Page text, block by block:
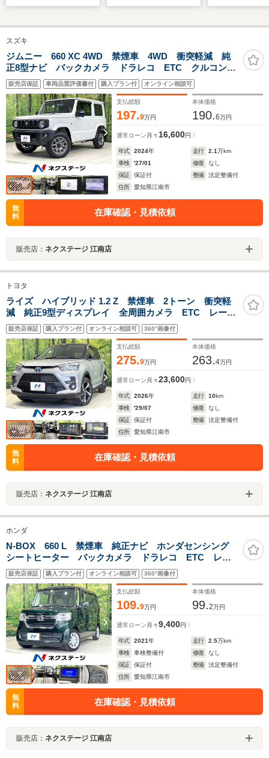
ム/ヘッドランプ
LED/Bluetooth接
続/ETC/EBD付ABS/横
滑り防止装置
前席/全方位モニター
止支援システム/ドラ
イブレコーダー 前後
ンセグTV/エ
手席
スズキ
ジムニー 660 XC 4WD 禁煙車 4WD 衝突軽減 純
正8型ナビ バックカメラ ドラレコ ETC クルコン
シートヒーター 車線逸脱警報 LEDヘッド オートラ
イト オートエアコン ヘッドライトウォッシャー ス
マートキー
販売店保証 車両品質評価書付 購入プラン付 オンライン相談可
支払総額
197.9万円
本体価格
190.6万円
通常ローン 月々 16,600円
年式 2024年 走行 2.1万km
車検
'27/01 修復
なし
保証
保証付 整備
法定整備付
住所
愛知県江南市
無
料
在庫確認・見積依頼
販売店： ネクステージ 江南店
トヨタ
ライズ ハイブリッド 1.2 Z 禁煙車 2トーン 衝突軽
減 純正9型ディスプレイ 全周囲カメラ ETC レーダ
ークルーズ コーナーセンサー シートヒーター 車線
逸脱警報 LEDヘッド オートライト オートエアコ
ン LEDフォグ
販売店保証 購入プラン付 オンライン相談可 360°画像付
支払総額
275.9万円
本体価格
263.4万円
通常ローン 月々23,600円
年式 2026年 走行 10km
車検
'29/07 修復
なし
保証
保証付 整備
法定整備付
住所
愛知県江南市
無
料
在庫確認・見積依頼
販売店： ネクステージ 江南店
ホンダ
N-BOX 660 L 禁煙車 純正ナビ ホンダセンシング
シートヒーター バックカメラ ドラレコ ETC レー
ダークルーズ コーナーセンサー 車線逸脱警報 LED
ヘッド オートライト オートエアコン フルセグ
販売店保証 購入プラン付 オンライン相談可 360°画像付
支払総額
109.9万円
本体価格
99.2万円
通常ローン 月々9,400円
年式 2021年 走行 2.5万km
車検
車検整備付 修復
なし
保証
保証付 整備
法定整備付
住所
愛知県江南市
無
料
在庫確認・見積依頼
販売店： ネクステージ 江南店